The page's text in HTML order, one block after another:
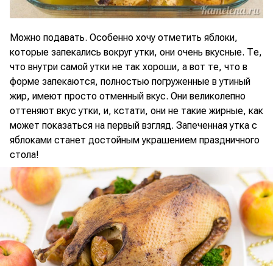
Можно подавать. Особенно хочу отметить яблоки,
которые запекались вокруг утки, они очень вкусные. Те,
что внутри самой утки не так хороши, а вот те, что в
форме запекаются, полностью погруженные в утиный
жир, имеют просто отменный вкус. Они великолепно
оттеняют вкус утки, и, кстати, они не такие жирные, как
может показаться на первый взгляд. Запеченная утка с
яблоками станет достойным украшением праздничного
стола!